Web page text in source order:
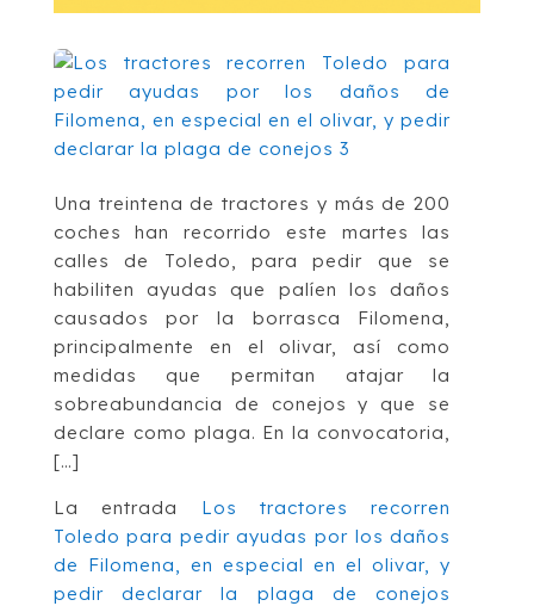
Una treintena de tractores y más de 200
coches han recorrido este martes las
calles de Toledo, para pedir que se
habiliten ayudas que palíen los daños
causados por la borrasca Filomena,
principalmente en el olivar, así como
medidas que permitan atajar la
sobreabundancia de conejos y que se
declare como plaga. En la convocatoria,
[…]
La entrada Los tractores recorren
Toledo para pedir ayudas por los daños
de Filomena, en especial en el olivar, y
pedir declarar la plaga de conejos